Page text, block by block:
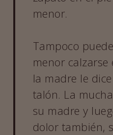
menor.
Tampoco
menor
la madre le
talón. La
su madre y
dolor también,